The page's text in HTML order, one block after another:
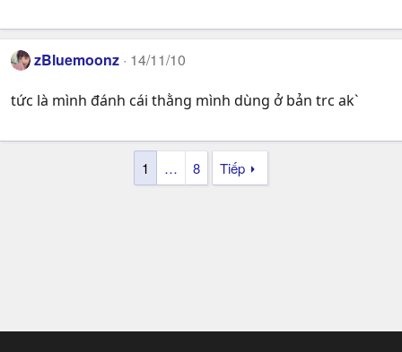
zBluemoonz 14/11/10
tức là mình đánh cái thằng mình dùng ở bản trc ak`
1 … 8 Tiếp